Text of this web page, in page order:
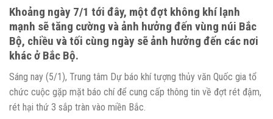
Khoảng ngày 7/1 tới đây, một đợt không khí lạnh
mạnh sẽ tăng cường và ảnh hưởng đến vùng núi Bắc
Bộ, chiều và tối cùng ngày sẽ ảnh hưởng đến các nơi
khác ở Bắc Bộ.
Sáng nay (5/1), Trung tâm Dự báo khí tượng thủy văn Quốc gia tổ
chức cuộc gặp mặt báo chí để cung cấp thông tin về đợt rét đậm,
rét hại thứ 3 sắp tràn vào miền Bắc.